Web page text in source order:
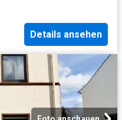
Details ansehen